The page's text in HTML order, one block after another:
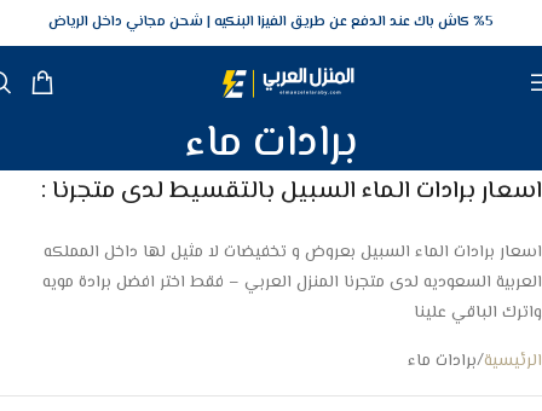
5‎% كاش باك عند الدفع عن طريق الفيزا البنكيه شحن مجاني داخل الرياض
برادات ماء
اسعار برادات الماء السبيل بالتقسيط لدى متجرنا :
اسعار برادات الماء السبيل بعروض و تخفيضات لا مثيل لها داخل المملكه
العربية السعوديه لدى متجرنا المنزل العربي – فقط اختر افضل برادة مويه
واترك الباقي علينا
الرئيسية برادات ماء